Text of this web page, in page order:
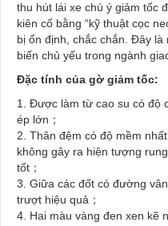
thu hút lái xe chú ý giảm tốc
kiên cố bằng “kỹ thuật cọc
bị ổn định, chắc chắn. Đây
biến chủ yếu trong ngành
Đặc tính của gờ giảm tốc:
1. Được làm từ cao su có độ
ép lớn；
2. Thân đệm có độ mềm
không gây ra hiện tượng
tốt；
3. Giữa các đốt có đường
trượt hiệu quả；
4. Hai màu vàng đen xen kẽ